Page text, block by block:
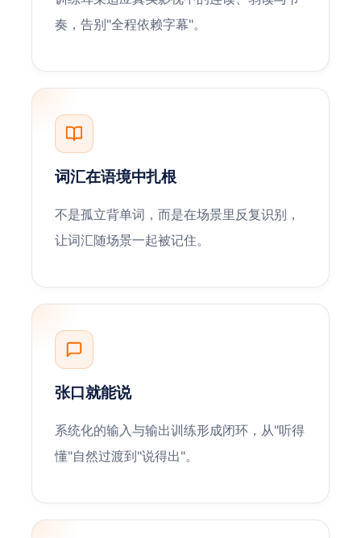
奏，告别"全程依赖字幕"。
词汇在语境中扎根
不是孤立背单词，而是在场景里反复识别，
让词汇随场景一起被记住。
张口就能说
系统化的输入与输出训练形成闭环，从"听得
懂"自然过渡到"说得出"。